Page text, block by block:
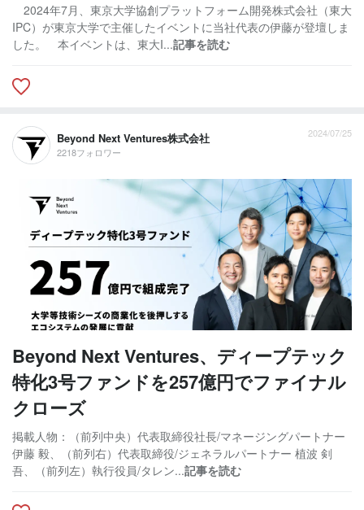
2024年7月、東京大学協創プラットフォーム開発株式会社（東大
IPC）が東京大学で主催したイベントに当社代表の伊藤が登壇しま
した。 本イベントは、東大I...記事を読む
Beyond Next Ventures株式会社
2218フォロワー
2024/07/25
Beyond Next Ventures、ディープテック
特化3号ファンドを257億円でファイナル
クローズ
掲載人物：（前列中央）代表取締役社長/マネージングパートナー
伊藤 毅、（前列右）代表取締役/ジェネラルパートナー 植波 剣
吾、（前列左）執行役員/タレン...記事を読む